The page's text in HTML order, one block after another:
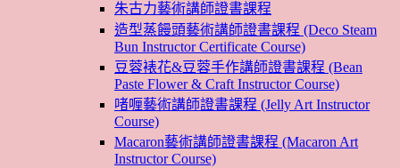
朱古力藝術講師證書課程
造型蒸饅頭藝術講師證書課程 (Deco Steam
Bun Instructor Certificate Course)
豆蓉裱花&豆蓉手作講師證書課程 (Bean
Paste Flower & Craft Instructor Course)
啫喱藝術講師證書課程 (Jelly Art Instructor
Course)
Macaron藝術講師證書課程 (Macaron Art
Instructor Course)